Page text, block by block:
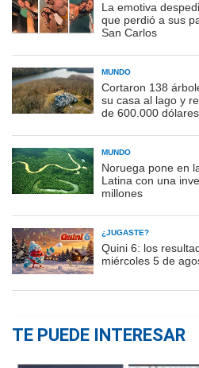
La emotiva
que perdió a sus
San Carlos
MUNDO
Cortaron 138
su casa al lago y
de 600.000 dólares
MUNDO
Noruega pone en
Latina con una
millones
¿JUGASTE?
Quini 6: los
miércoles 5 de
TE PUEDE INTERESAR